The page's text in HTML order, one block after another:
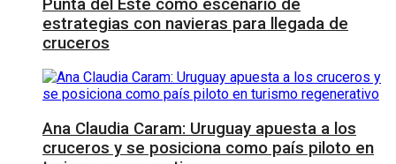
Punta del Este como escenario de
estrategias con navieras para llegada de
cruceros
Ana Claudia Caram: Uruguay apuesta a los
cruceros y se posiciona como país piloto en